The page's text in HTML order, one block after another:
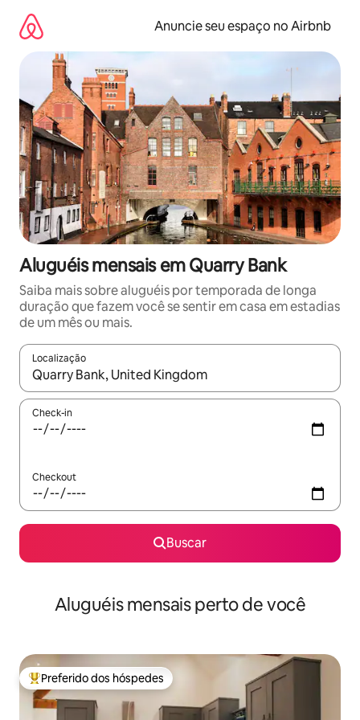
para
conteúdo
Anuncie seu espaço no Airbnb
Aluguéis mensais em Quarry Bank
Saiba mais sobre aluguéis por temporada de longa
duração que fazem você se sentir em casa em estadias
de um mês ou mais.
Localização
Quando os resultados estiverem disponíveis, explore-os
Check-in
Checkout
Buscar
Aluguéis mensais perto de você
Entre os melhores preferidos dos hóspedes
Preferido dos hóspedes